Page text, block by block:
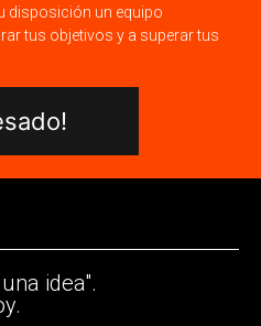
disposición un equipo
tus objetivos y a superar tus
idea".